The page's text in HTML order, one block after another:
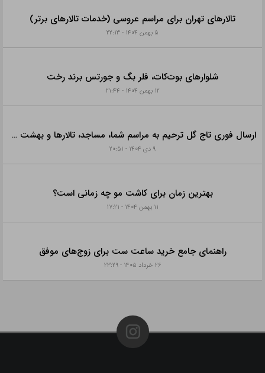
تالارهای تهران برای مراسم عروسی (خدمات تالارهای برتر)
۵ بهمن ۱۴۰۴ - ۲۲:۱۳
شلوارهای بوت‌کات، فلر بگ و جورتس برند رخت
۱۲ بهمن ۱۴۰۴ - ۲۱:۴۴
ارسال فوری تاج گل ترحیم به مراسم شما، مساجد، تالارها و بهشت زهرا با خدمات ویژه
۹ دی ۱۴۰۴ - ۲۰:۵۱
بهترین زمان برای کاشت مو چه زمانی است؟
۱۱ بهمن ۱۴۰۴ - ۱۷:۲۱
راهنمای جامع خرید ساعت ست برای زوج‌های موفق
۲۶ خرداد ۱۴۰۵ - ۲۳:۲۹